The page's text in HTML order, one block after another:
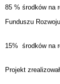
85 % środków na
Funduszu
15% środków na
Projekt